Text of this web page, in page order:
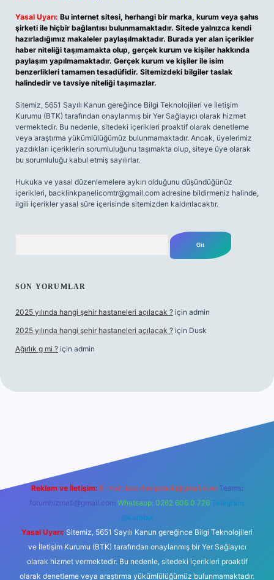
Yasal Uyarı: Bu internet sitesi, herhangi bir marka, kurum veya şahıs
şirketi ile hiçbir bağlantısı bulunmamaktadır. Sitede yalnızca kendi
hazırladığımız makaleler paylaşılmaktadır. Burada yer alan içerikler
haber niteliği taşımamakta olup, gerçek kurum ve kişiler hakkında
paylaşım yapılmamaktadır. Gerçek kurum ve kişiler ile isim
benzerlikleri tamamen tesadüfidir. Sitemizdeki bilgiler taslak
halindedir ve tavsiye niteliği taşımazlar.
Sitemiz, 5651 Sayılı Kanun gereğince Bilgi Teknolojileri ve İletişim
Kurumu (BTK) tarafından onaylanmış bir Yer Sağlayıcı olarak hizmet
vermektedir. Bu nedenle, sitedeki içerikleri proaktif olarak denetleme
veya araştırma yükümlülüğümüz bulunmamaktadır. Ancak, üyelerimiz
yazdıkları içeriklerin sorumluluğunu taşımakta olup, siteye üye olarak
bu sorumluluğu kabul etmiş sayılırlar.
Hukuka ve yasal düzenlemelere aykırı olduğunu düşündüğünüz
içerikleri, backlinkpanelicomtr@gmail.com adresine bildirmeniz halinde,
ilgili içerikler yasal süre içerisinde sitemizden kaldırılacaktır.
SON YORUMLAR
2025 yılında hangi şehir hastaneleri açılacak ? için admin
2025 yılında hangi şehir hastaneleri açılacak ? için Dusk
Ağırlık g mi ? için admin
Reklam ve İletişim: E-mail: backlinkpaneli@gmail.com Teams:
forumhizmeti@gmail.com Whatsapp: 0262 606 0 726 Telegram:
@karabul
Yasal Uyarı: Sitemiz, 5651 Sayılı Kanun gereğince Bilgi Teknolojileri
ve İletişim Kurumu (BTK) tarafından onaylanmış bir Yer Sağlayıcı
olarak hizmet vermektedir. Bu nedenle, sitedeki içerikleri proaktif
olarak denetleme veya araştırma yükümlülüğümüz bulunmamaktadır.